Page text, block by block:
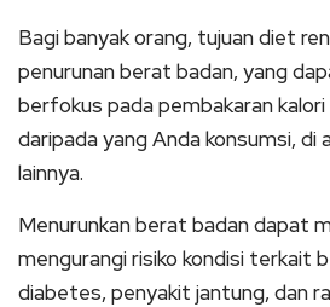
Bagi banyak orang, tujuan diet
penurunan berat badan, yang
berfokus pada pembakaran kalori
daripada yang Anda konsumsi, di
lainnya.
Menurunkan berat badan dapat
mengurangi risiko kondisi terkait
diabetes, penyakit jantung, dan